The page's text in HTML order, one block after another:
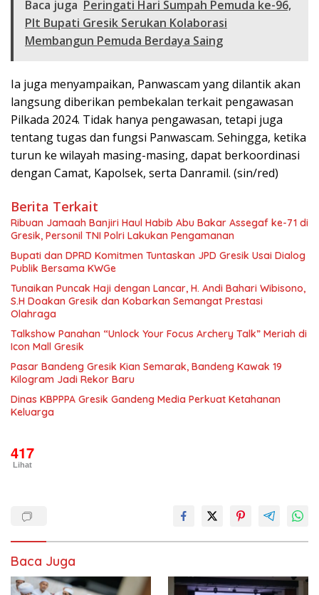
Baca juga Peringati Hari Sumpah Pemuda ke-96,
Plt Bupati Gresik Serukan Kolaborasi
Membangun Pemuda Berdaya Saing
Ia juga menyampaikan, Panwascam yang dilantik akan
langsung diberikan pembekalan terkait pengawasan
Pilkada 2024. Tidak hanya pengawasan, tetapi juga
tentang tugas dan fungsi Panwascam. Sehingga, ketika
turun ke wilayah masing-masing, dapat berkoordinasi
dengan Camat, Kapolsek, serta Danramil. (sin/red)
Berita Terkait
Ribuan Jamaah Banjiri Haul Habib Abu Bakar Assegaf ke-71 di
Gresik, Personil TNI Polri Lakukan Pengamanan
Bupati dan DPRD Komitmen Tuntaskan JPD Gresik Usai Dialog
Publik Bersama KWGe
Tunaikan Puncak Haji dengan Lancar, H. Andi Bahari Wibisono,
S.H Doakan Gresik dan Kobarkan Semangat Prestasi
Olahraga
Talkshow Panahan “Unlock Your Focus Archery Talk” Meriah di
Icon Mall Gresik
Pasar Bandeng Gresik Kian Semarak, Bandeng Kawak 19
Kilogram Jadi Rekor Baru
Dinas KBPPPA Gresik Gandeng Media Perkuat Ketahanan
Keluarga
417
Lihat
Baca Juga